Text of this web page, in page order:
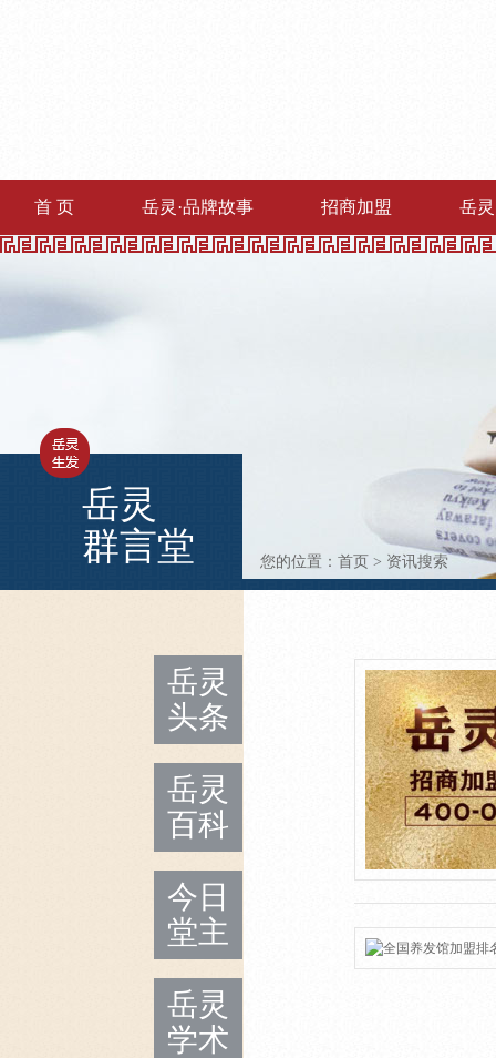
首 页 岳灵·品牌故事 招商加盟 岳
岳灵
群言堂
您的位置： 首页 > 资讯搜索
岳灵
头条
岳灵
百科
今日
堂主
岳灵
学术